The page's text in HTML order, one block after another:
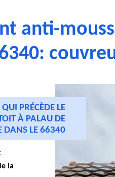
anti-
PRÉCÈDE LE
À PALAU DE
DANS LE 66340
la